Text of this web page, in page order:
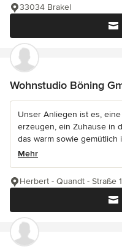
33034 Brakel
Wohnstudio Böning
Unser Anliegen ist es,
erzeugen, ein Zuhause in
das warm sowie gemütlich
Mehr
Herbert - Quandt - Straße